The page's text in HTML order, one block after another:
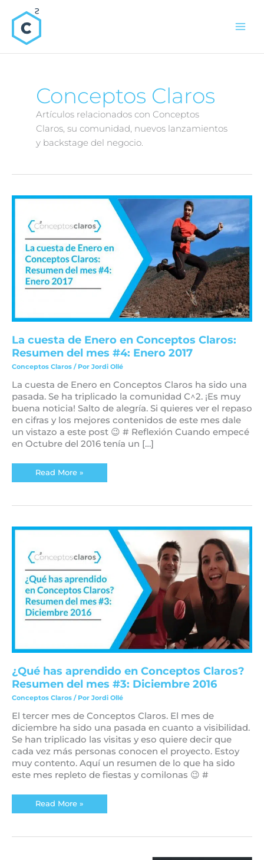
contenido
Conceptos Claros
Artículos relacionados con Conceptos
Claros, su comunidad, nuevos lanzamientos
y backstage del negocio.
La cuesta de Enero en Conceptos Claros:
Resumen del mes #4: Enero 2017
Conceptos Claros / Por Jordi Ollé
La cuesta de Enero en Conceptos Claros ha sido una
pasada. Se ha triplicado la comunidad C^2. ¡Es muy
buena noticia! Salto de alegría. Si quieres ver el repaso
en cifras y los mejores contenidos de este mes dale
un vistazo a este post 😉 # Reflexión Cuando empecé
en Octubre del 2016 tenía un […]
La
Enero
en
Conceptos
Claros:
Resumen
del
mes
#4:
Enero
2017
Read More »
¿Qué has aprendido en Conceptos Claros?
Resumen del mes #3: Diciembre 2016
Conceptos Claros / Por Jordi Ollé
El tercer mes de Conceptos Claros. El mes de
diciembre ha sido una pasada en cuanto a visibilidad.
Se han triplicado las visitas y eso quiere decir que
cada vez más personas conocen el proyecto. Estoy
muy contento. Aquí un resumen de lo que ha sido
este mes repleto de fiestas y comilonas 😉 #
¿Qué
en
Conceptos
Claros?
Resumen
del
mes
#3:
Diciembre
2016
Read More »